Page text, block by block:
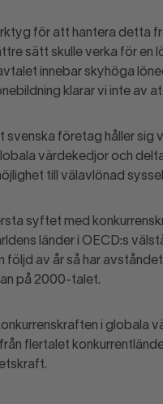
för att hantera detta
sätt skulle verka för en
innebar skyhöga
klarar vi inte av
svenska företag håller sig
värdekedjor och
till välavlönad
syftet med
länder i OECD:s
följd av år så har
på 2000-talet.
i globala
flertalet